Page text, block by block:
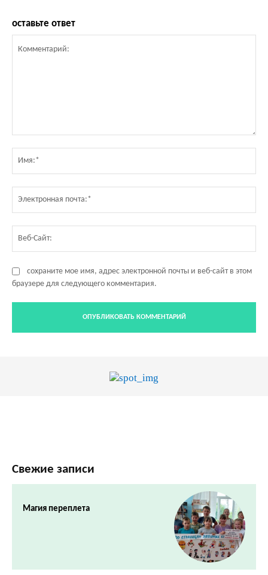
оставьте ответ
сохраните мое имя, адрес электронной почты и веб-сайт в этом
браузере для следующего комментария.
Свежие записи
Магия переплета